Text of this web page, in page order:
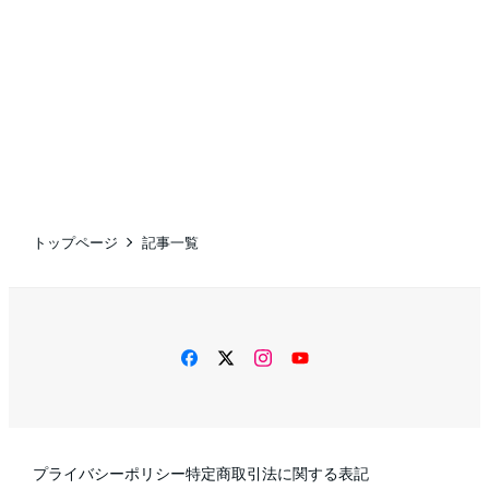
トップページ 記事一覧
facebooktwitterinstagram
YouTube
プライバシーポリシー特定商取引法に関する表記